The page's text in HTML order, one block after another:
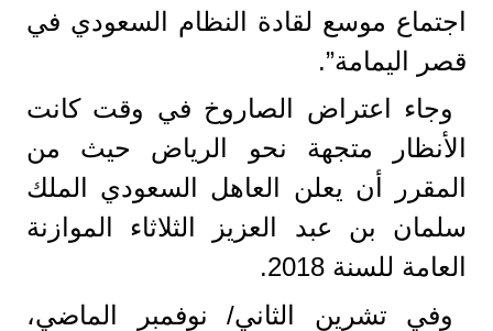
اجتماع موسع لقادة النظام السعودي في
قصر اليمامة”.
وجاء اعتراض الصاروخ في وقت كانت
الأنظار متجهة نحو الرياض حيث من
المقرر أن يعلن العاهل السعودي الملك
سلمان بن عبد العزيز الثلاثاء الموازنة
العامة للسنة 2018.
وفي تشرين الثاني/ نوفمبر الماضي،